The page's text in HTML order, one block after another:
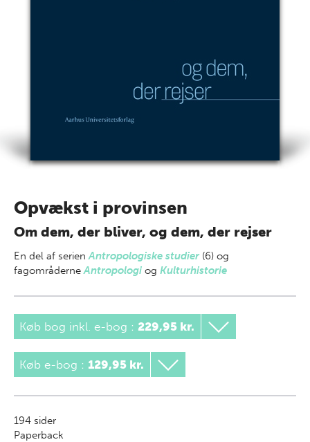
Opvækst i provinsen
Om dem, der bliver, og dem, der rejser
En del af serienAntropologiske studier (6) og
fagområderneAntropologi og Kulturhistorie
Køb bog inkl. e-bog : 229,95 kr.
Køb e-bog : 129,95 kr.
194 sider
Paperback